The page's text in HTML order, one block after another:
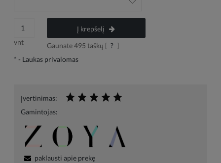
vnt
Į krepšelį
Gaunate495 taškų [ ? ]
* - Laukas privalomas
Įvertinimas:
Gamintojas:
paklausti apie prekę